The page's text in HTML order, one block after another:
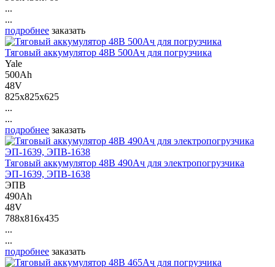
...
...
подробнее заказать
Тяговый аккумулятор 48В 500Ач для погрузчика
Yale
500Ah
48V
825x825x625
...
...
подробнее заказать
Тяговый аккумулятор 48В 490Ач для электропогрузчика
ЭП-1639, ЭПВ-1638
ЭПВ
490Ah
48V
788x816x435
...
...
подробнее заказать